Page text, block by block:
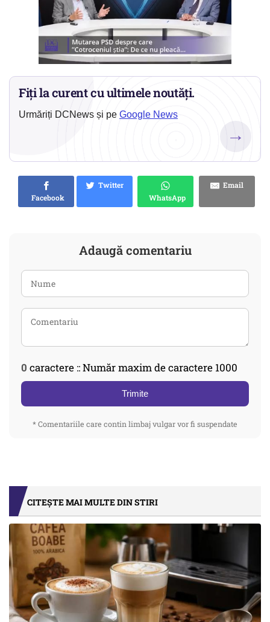
Fiți la curent cu ultimele noutăți.
Urmăriți DCNews și pe Google News
→
Facebook
Twitter
WhatsApp
Email
Adaugă comentariu
0 caractere :: Număr maxim de caractere 1000
Trimite
* Comentariile care contin limbaj vulgar vor fi suspendate
CITEȘTE MAI MULTE DIN STIRI